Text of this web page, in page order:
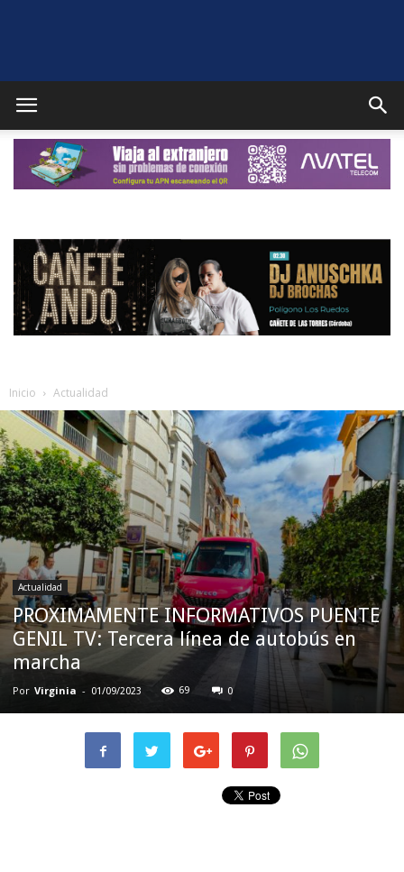
Puente
Genil
Noticias
Inicio Actualidad
Actualidad
PROXIMAMENTE INFORMATIVOS PUENTE
GENIL TV: Tercera línea de autobús en
marcha
Por Virginia - 01/09/2023 69 0